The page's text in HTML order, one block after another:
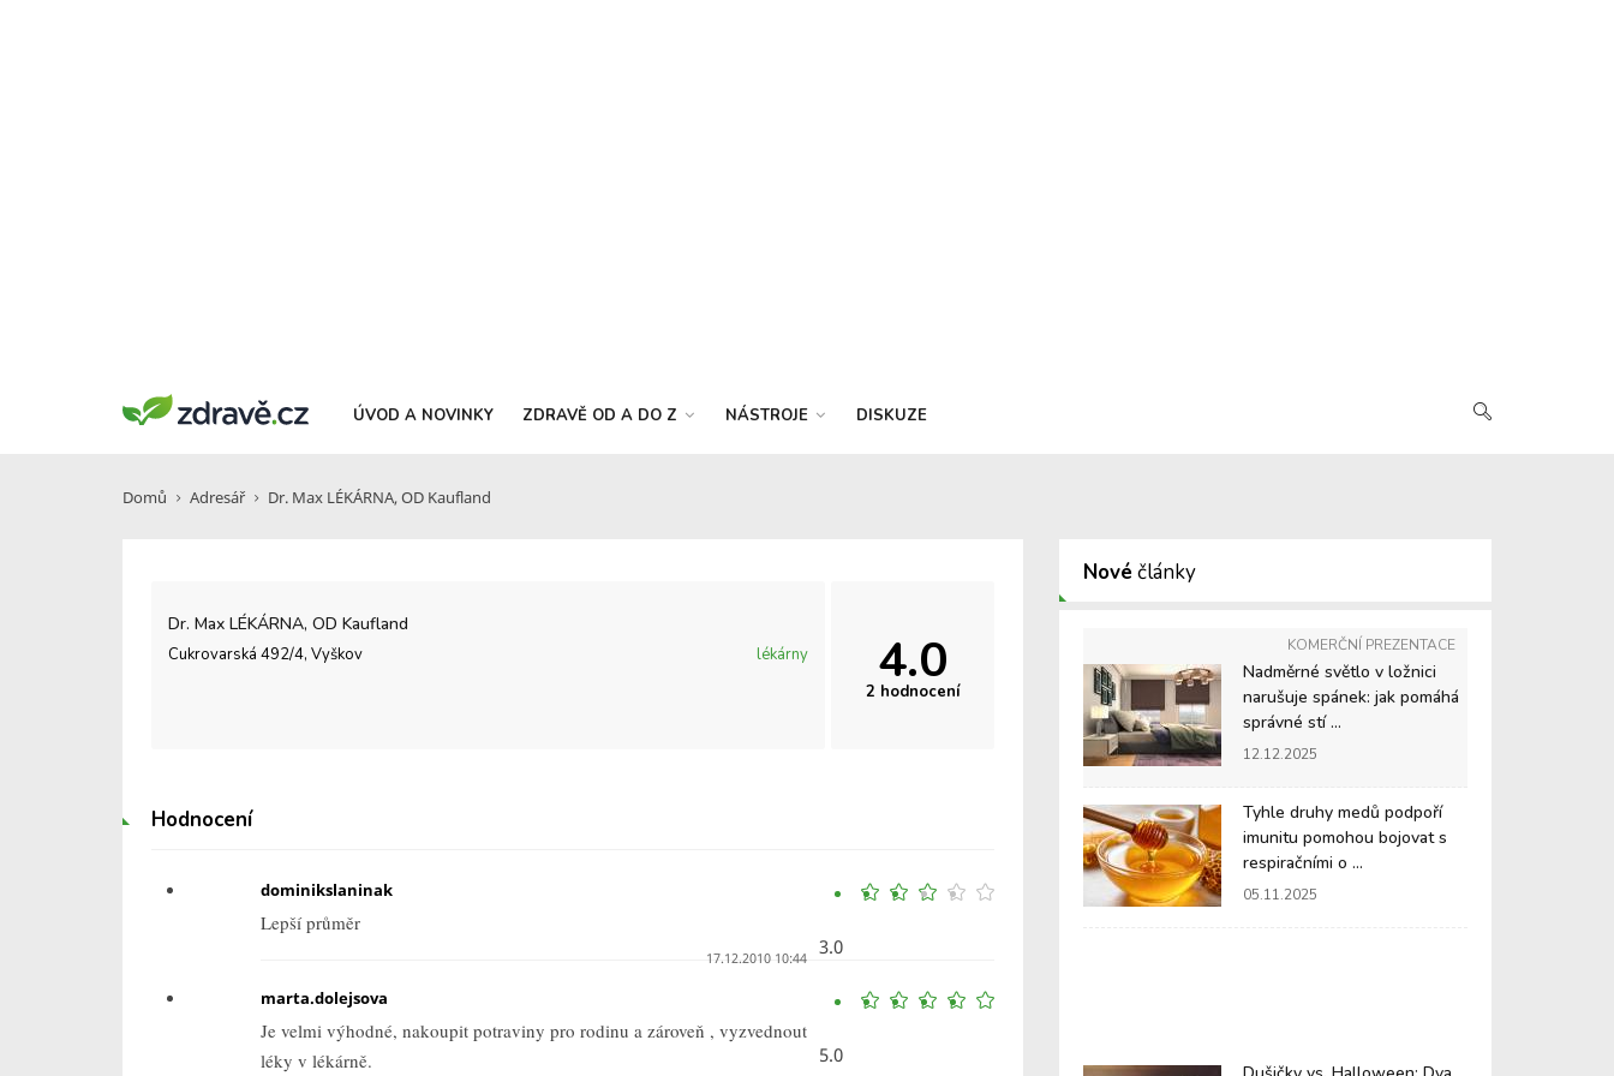
ÚVOD A NOVINKY ZDRAVĚ OD A DO Z NÁSTROJE DISKUZE
Domů Adresář Dr. Max LÉKÁRNA, OD Kaufland
Dr. Max LÉKÁRNA, OD Kaufland
Cukrovarská 492/4, Vyškov lékárny 4.0
2 hodnocení
Hodnocení
3.0
dominikslaninak
Lepší průměr
17.12.2010 10:44
5.0
marta.dolejsova
Je velmi výhodné, nakoupit potraviny pro rodinu a zároveň , vyzvednout
léky v lékárně.
Nové články
KOMERČNÍ PREZENTACE
Nadměrné světlo v ložnici
narušuje spánek: jak pomáhá
správné stí ...
12.12.2025
Tyhle druhy medů podpoří
imunitu pomohou bojovat s
respiračními o ...
05.11.2025